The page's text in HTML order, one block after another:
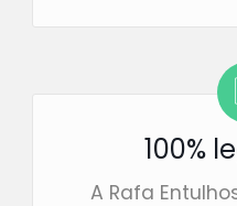
100%
A Rafa